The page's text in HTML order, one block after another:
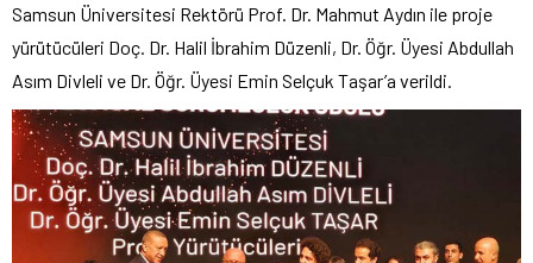
Samsun Üniversitesi Rektörü Prof. Dr. Mahmut Aydın ile proje
yürütücüleri Doç. Dr. Halil İbrahim Düzenli, Dr. Öğr. Üyesi Abdullah
Asım Divleli ve Dr. Öğr. Üyesi Emin Selçuk Taşar’a verildi.